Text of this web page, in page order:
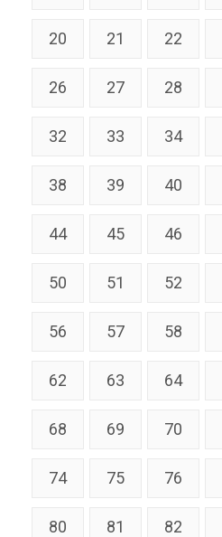
20 21 22
26 27 28
32 33 34
38 39 40
44 45 46
50 51 52
56 57 58
62 63 64
68 69 70
74 75 76
80 81 82